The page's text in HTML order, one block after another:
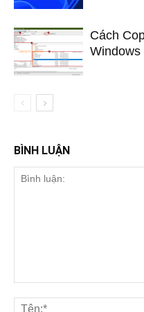
Cách
Windows
BÌNH LUẬN